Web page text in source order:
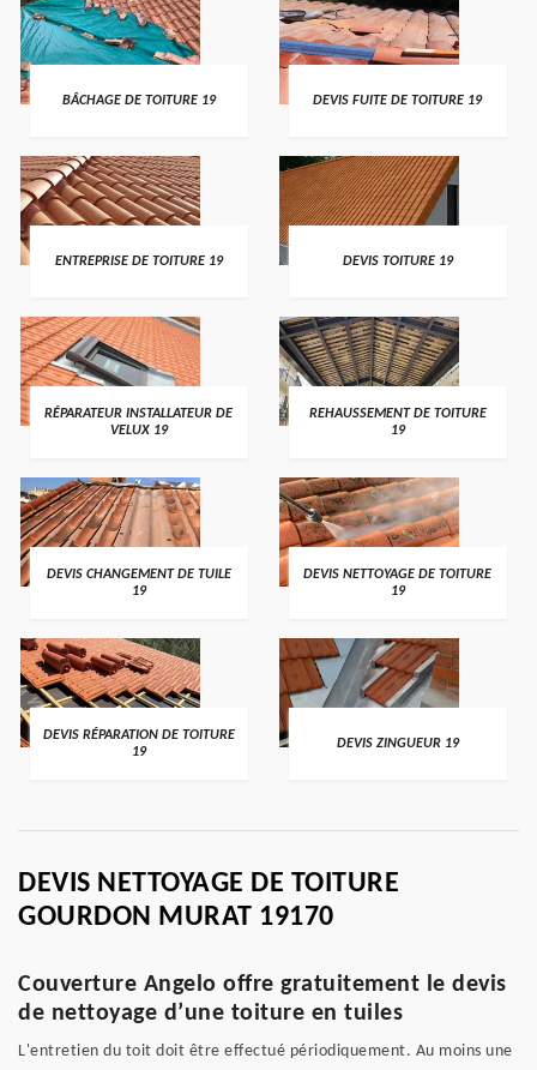
BÂCHAGE DE TOITURE 19 DEVIS FUITE DE TOITURE 19
ENTREPRISE DE TOITURE 19 DEVIS TOITURE 19
RÉPARATEUR INSTALLATEUR DE
VELUX 19
REHAUSSEMENT DE TOITURE
19
DEVIS CHANGEMENT DE TUILE
19
DEVIS NETTOYAGE DE TOITURE
19
DEVIS RÉPARATION DE TOITURE
19
DEVIS ZINGUEUR 19
DEVIS NETTOYAGE DE TOITURE
GOURDON MURAT 19170
Couverture Angelo offre gratuitement le devis
de nettoyage d’une toiture en tuiles
L'entretien du toit doit être effectué périodiquement. Au moins une